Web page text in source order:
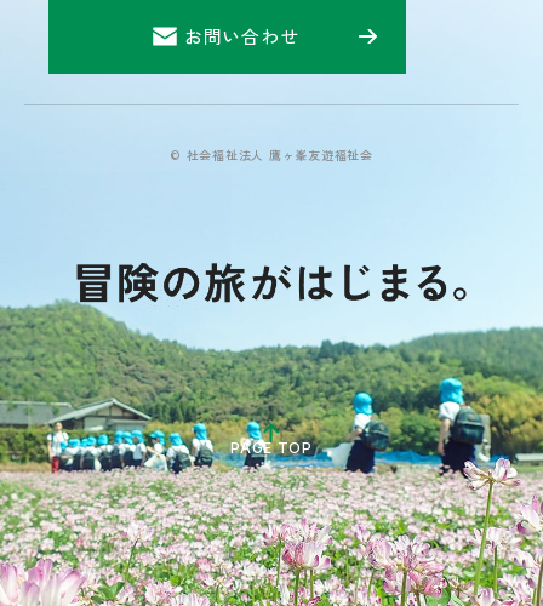
お問い合わせ
© 社会福祉法人 鷹ヶ峯友遊福祉会
PAGE TOP